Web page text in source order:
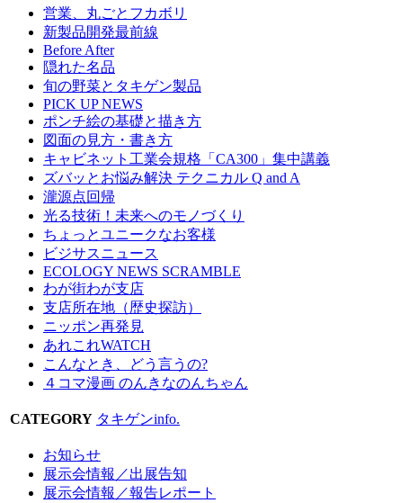
営業、丸ごとフカボリ
新製品開発最前線
Before After
隠れた名品
旬の野菜とタキゲン製品
PICK UP NEWS
ポンチ絵の基礎と描き方
図面の見方・書き方
キャビネット工業会規格「CA300」集中講義
ズバッとお悩み解決 テクニカル Q and A
瀧源点回帰
光る技術！未来へのモノづくり
ちょっとユニークなお客様
ビジサスニュース
ECOLOGY NEWS SCRAMBLE
わが街わが支店
支店所在地（歴史探訪）
ニッポン再発見
あれこれWATCH
こんなとき、どう言うの?
４コマ漫画 のんきなのんちゃん
CATEGORY タキゲンinfo.
お知らせ
展示会情報／出展告知
展示会情報／報告レポート